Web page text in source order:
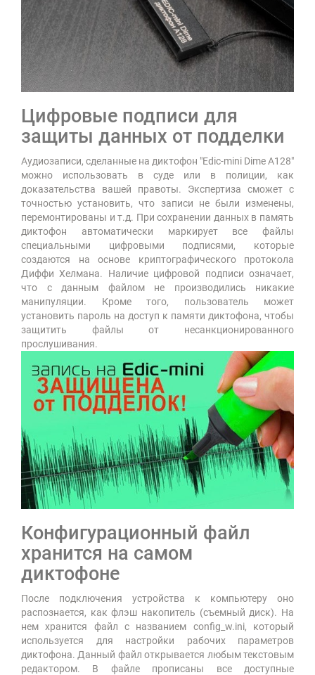
Цифровые подписи для
защиты данных от подделки
Аудиозаписи, сделанные на диктофон "Edic-mini Dime А128"
можно использовать в суде или в полиции, как
доказательства вашей правоты. Экспертиза сможет с
точностью установить, что записи не были изменены,
перемонтированы и т.д. При сохранении данных в память
диктофон автоматически маркирует все файлы
специальными цифровыми подписями, которые
создаются на основе криптографического протокола
Диффи Хелмана. Наличие цифровой подписи означает,
что с данным файлом не производились никакие
манипуляции. Кроме того, пользователь может
установить пароль на доступ к памяти диктофона, чтобы
защитить файлы от несанкционированного
прослушивания.
Конфигурационный файл
хранится на самом
диктофоне
После подключения устройства к компьютеру оно
распознается, как флэш накопитель (съемный диск). На
нем хранится файл с названием config_w.ini, который
используется для настройки рабочих параметров
диктофона. Данный файл открывается любым текстовым
редактором. В файле прописаны все доступные